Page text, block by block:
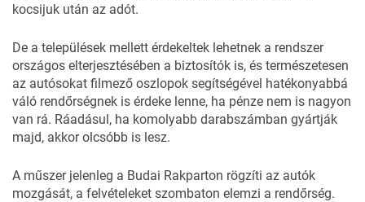
kocsijuk után az adót.
De a települések mellett érdekeltek lehetnek a rendszer
országos elterjesztésében a biztosítók is, és természetesen
az autósokat filmező oszlopok segítségével hatékonyabbá
váló rendőrségnek is érdeke lenne, ha pénze nem is nagyon
van rá. Ráadásul, ha komolyabb darabszámban gyártják
majd, akkor olcsóbb is lesz.
A műszer jelenleg a Budai Rakparton rögzíti az autók
mozgását, a felvételeket szombaton elemzi a rendőrség.